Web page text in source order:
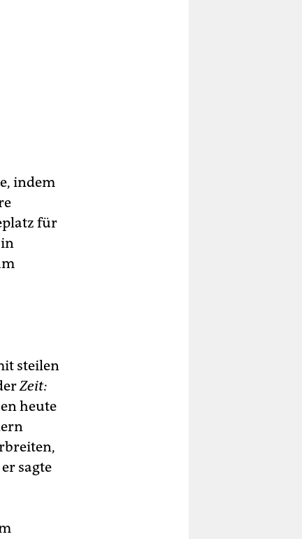
indem
für
steilen
Zeit:
heute
sagte